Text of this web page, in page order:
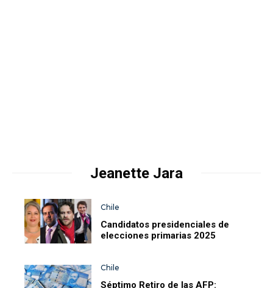
Jeanette Jara
Chile
Candidatos presidenciales de
elecciones primarias 2025
Chile
Séptimo Retiro de las AFP: